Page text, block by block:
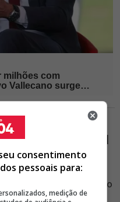
DURÁN VAI
OS
se para ser o quarto
para a temporada
consentimento
pessoais para:
medição de